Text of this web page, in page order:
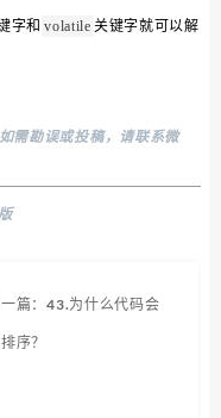
字和 volatile 关键字就可以解
如需勘误或投稿，请联系微
篇：43.为什么代码会
序？